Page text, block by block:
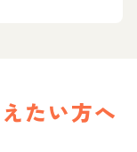
たい方へ